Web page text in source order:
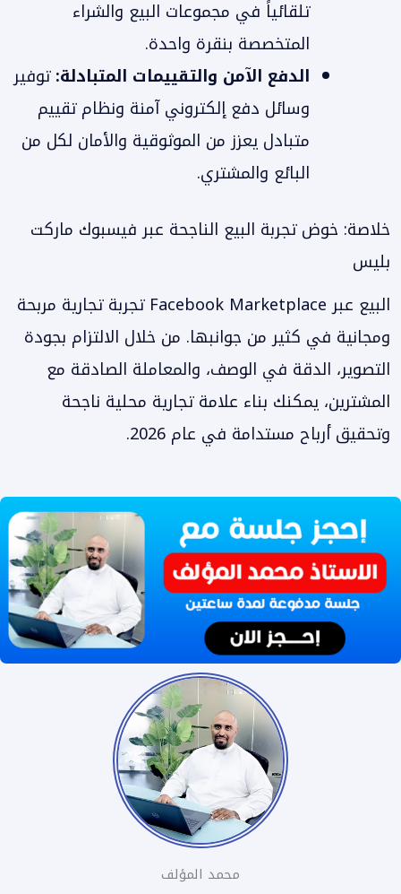
تلقائياً في مجموعات البيع والشراء
المتخصصة بنقرة واحدة.
الدفع الآمن والتقييمات المتبادلة:توفير
وسائل دفع إلكتروني آمنة ونظام تقييم
متبادل يعزز من الموثوقية والأمان لكل من
البائع والمشتري.
خلاصة: خوض تجربة البيع الناجحة عبر فيسبوك ماركت
بليس
البيع عبر Facebook Marketplace تجربة تجارية مربحة
ومجانية في كثير من جوانبها. من خلال الالتزام بجودة
التصوير، الدقة في الوصف، والمعاملة الصادقة مع
المشترين، يمكنك بناء علامة تجارية محلية ناجحة
وتحقيق أرباح مستدامة في عام 2026.
محمد المؤلف